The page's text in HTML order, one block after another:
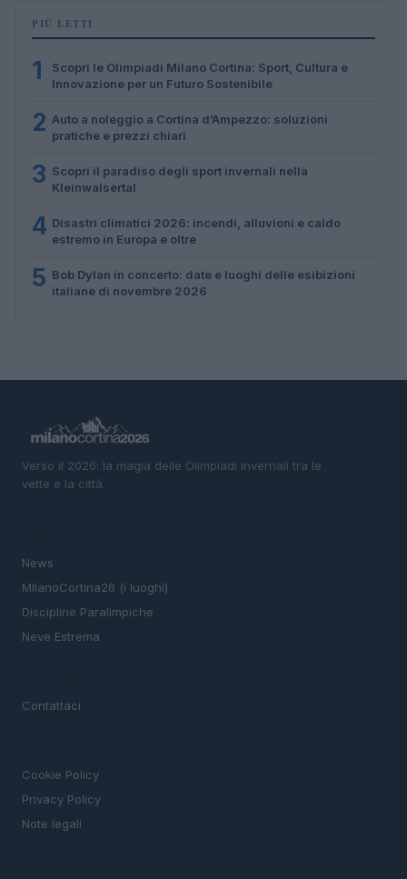
PIÙ LETTI
1
Scopri le Olimpiadi Milano Cortina: Sport, Cultura e
Innovazione per un Futuro Sostenibile
2 Auto a noleggio a Cortina d’Ampezzo: soluzioni
pratiche e prezzi chiari
3 Scopri il paradiso degli sport invernali nella
Kleinwalsertal
4 Disastri climatici 2026: incendi, alluvioni e caldo
estremo in Europa e oltre
5 Bob Dylan in concerto: date e luoghi delle esibizioni
italiane di novembre 2026
Verso il 2026: la magia delle Olimpiadi invernali tra le
vette e la città.
News
MIlanoCortina26 (i luoghi)
Discipline Paralimpiche
Neve Estrema
Contattaci
Cookie Policy
Privacy Policy
Note legali